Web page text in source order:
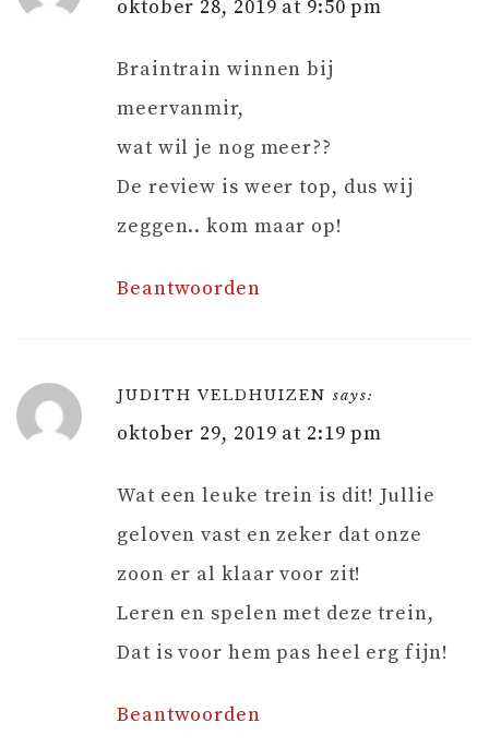
oktober 28, 2019 at 9:50 pm
Braintrain winnen bij
meervanmir,
wat wil je nog meer??
De review is weer top, dus wij
zeggen.. kom maar op!
Beantwoorden
JUDITH VELDHUIZEN says:
oktober 29, 2019 at 2:19 pm
Wat een leuke trein is dit! Jullie
geloven vast en zeker dat onze
zoon er al klaar voor zit!
Leren en spelen met deze trein,
Dat is voor hem pas heel erg fijn!
Beantwoorden